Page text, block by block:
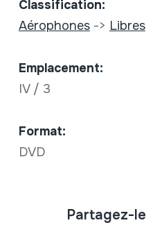
Classification:
Aérophones-> Libres
Emplacement:
IV / 3
Format:
DVD
Partagez-le